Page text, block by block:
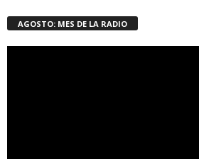
AGOSTO: MES DE LA RADIO